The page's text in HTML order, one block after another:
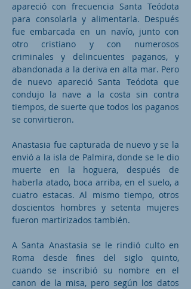
apareció con frecuencia Santa Teódota
para consolarla y alimentarla. Después
fue embarcada en un navío, junto con
otro cristiano y con numerosos
criminales y delincuentes paganos, y
abandonada a la deriva en alta mar. Pero
de nuevo apareció Santa Teódota que
condujo la nave a la costa sin contra
tiempos, de suerte que todos los paganos
se convirtieron.
Anastasia fue capturada de nuevo y se la
envió a la isla de Palmira, donde se le dio
muerte en la hoguera, después de
haberla atado, boca arriba, en el suelo, a
cuatro estacas. Al mismo tiempo, otros
doscientos hombres y setenta mujeres
fueron martirizados también.
A Santa Anastasia se le rindió culto en
Roma desde fines del siglo quinto,
cuando se inscribió su nombre en el
canon de la misa, pero según los datos